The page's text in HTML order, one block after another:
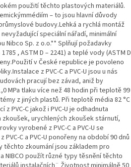
použití těchto plastových materiálů.
– to jsou hlavní důvody
budovy.Lehká a rychlá montáž
speciální nářadí, minimální
Sp. z o.o.** Splňují požadavky
, ASTM D – 2241) a teplé vody (ASTM D
v České republice je povoleno
z PVC-C a PVC-U jsou u nás
pracují bez závad, aniž by
MPa tlaku více než 48 hodin při teplotě 99
z jiných plastů. Při teplotě média 82 °C
PVC-C jakož i PVC-U je odhadnuta
zkoušek, urychlených zkoušek stárnutí,
vyrobené z PVC-C a PVC-U se
C a PVC-U ponořeny na období 90 dnů
těchto zkoumání jsou základem pro
NIBCO použít různé typy těsnění těchto